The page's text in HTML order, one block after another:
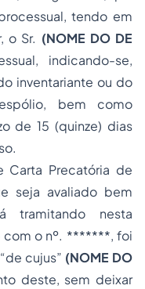
tendo em
o Sr. (NOME DO DE
indicando-se,
inventariante ou do
bem como
de 15 (quinze) dias
Carta Precatória de
seja avaliado bem
tramitando nesta
com o nº. *******, foi
de cujus” (NOME DO
deste, sem deixar